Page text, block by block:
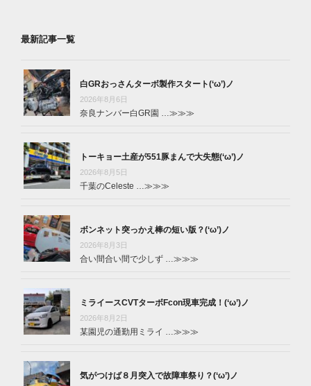
最新記事一覧
白GRおっさんターボ製作スタート(‘ω’)ノ
2026年8月6日
奈良ナンバー白GR園 …≫≫≫
トーキョー土産が551豚まんで大失態(‘ω’)ノ
2026年8月5日
千葉のCeleste …≫≫≫
ボンネット突っかえ棒の短い版？(‘ω’)ノ
2026年8月3日
合い間合い間で少しず …≫≫≫
ミライースCVTターボFcon現車完成！(‘ω’)ノ
2026年8月2日
某園児の通勤用ミライ …≫≫≫
気がつけば８月突入で故障車祭り？(‘ω’)ノ